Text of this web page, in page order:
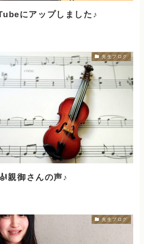
にアップしました♪
先生ブログ
親御さんの声♪
先生ブログ